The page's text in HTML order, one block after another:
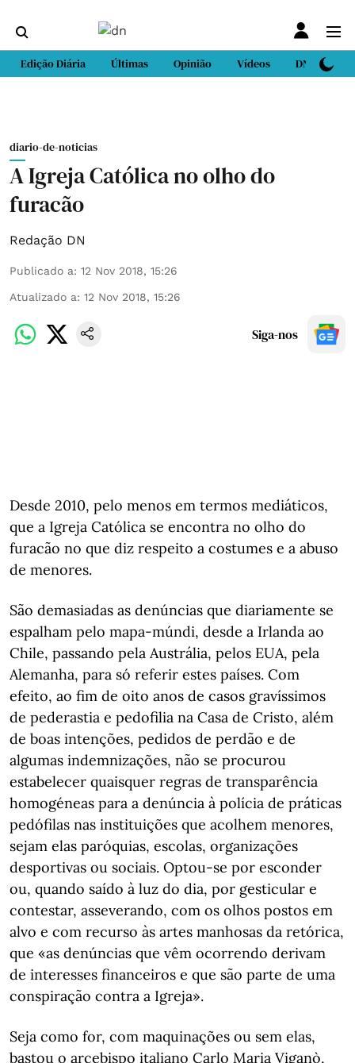
Edição Diária Últimas Opinião Vídeos DN Sport
diario-de-noticias
A Igreja Católica no olho do
furacão
Redação DN
Publicado a: 12 Nov 2018, 15:26
Atualizado a: 12 Nov 2018, 15:26
Siga-nos
Desde 2010, pelo menos em termos mediáticos,
que a Igreja Católica se encontra no olho do
furacão no que diz respeito a costumes e a abuso
de menores.
São demasiadas as denúncias que diariamente se
espalham pelo mapa-múndi, desde a Irlanda ao
Chile, passando pela Austrália, pelos EUA, pela
Alemanha, para só referir estes países. Com
efeito, ao fim de oito anos de casos gravíssimos
de pederastia e pedofilia na Casa de Cristo, além
de boas intenções, pedidos de perdão e de
algumas indemnizações, não se procurou
estabelecer quaisquer regras de transparência
homogéneas para a denúncia à polícia de práticas
pedófilas nas instituições que acolhem menores,
sejam elas paróquias, escolas, organizações
desportivas ou sociais. Optou-se por esconder
ou, quando saído à luz do dia, por gesticular e
contestar, asseverando, com os olhos postos em
alvo e com recurso às artes manhosas da retórica,
que «as denúncias que vêm ocorrendo derivam
de interesses financeiros e que são parte de uma
conspiração contra a Igreja».
Seja como for, com maquinações ou sem elas,
bastou o arcebispo italiano Carlo Maria Viganò,